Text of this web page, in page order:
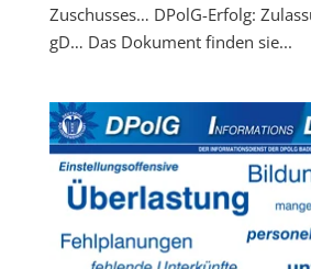
Zuschusses… DPolG-Erfolg:
gD… Das Dokument finden sie...